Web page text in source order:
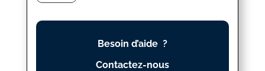
IL
A
Besoin d’aide ?
Contactez-nous